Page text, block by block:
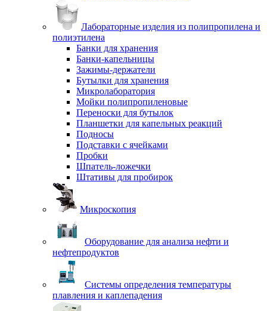
Лабораторные изделия из полипропилена и
полиэтилена
Банки для хранения
Банки-капельницы
Зажимы-держатели
Бутылки для хранения
Микролаборатория
Мойки полипропиленовые
Переноски для бутылок
Планшетки для капельных реакций
Подносы
Подставки с ячейками
Пробки
Шпатель-ложечки
Штативы для пробирок
Микроскопия
Оборудование для анализа нефти и
нефтепродуктов
Системы определения температуры
плавления и каплепадения